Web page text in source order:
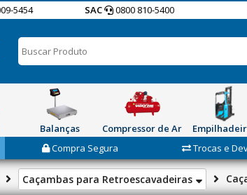
5454 SAC 0800 810-5400
Balanças Compressor de Ar
Compra Segura Trocas e
Caçambas para Retroescavadeiras